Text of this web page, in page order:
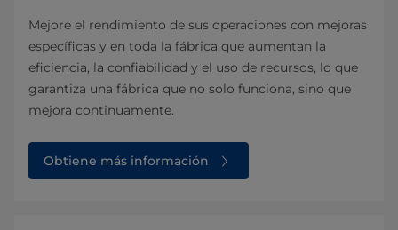
Mejore el rendimiento de sus operaciones con mejoras
específicas y en toda la fábrica que aumentan la
eficiencia, la confiabilidad y el uso de recursos, lo que
garantiza una fábrica que no solo funciona, sino que
mejora continuamente.
Obtiene más información